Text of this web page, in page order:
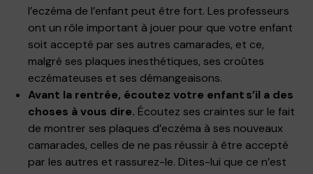
l’eczéma de l’enfant peut être fort. Les professeurs
ont un rôle important à jouer pour que votre enfant
soit accepté par ses autres camarades, et ce,
malgré ses plaques inesthétiques, ses croûtes
eczémateuses et ses démangeaisons.
Avant la rentrée, écoutez votre enfant s’il a des
choses à vous dire. Écoutez ses craintes sur le fait
de montrer ses plaques d’eczéma à ses nouveaux
camarades, celles de ne pas réussir à être accepté
par les autres et rassurez-le. Dites-lui que ce n’est